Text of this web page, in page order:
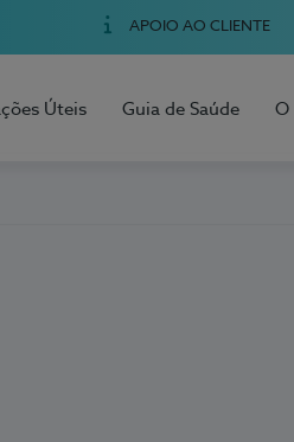
APOIO AO CLIENTE
Úteis Guia de Saúde O